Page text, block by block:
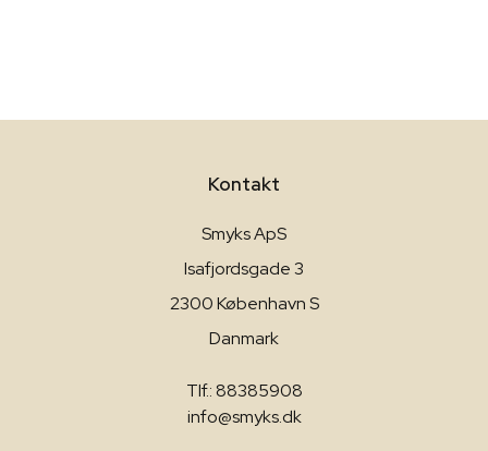
Kontakt
Smyks ApS
Isafjordsgade 3
2300 København S
Danmark
Tlf.: 88385908
info@smyks.dk